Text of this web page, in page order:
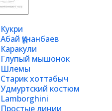
Кукри
Абай Құнанбаев
Каракули
Глупый мышонок
Шлемы
Старик хоттабыч
Удмуртский костюм
Lamborghini
Простые линии